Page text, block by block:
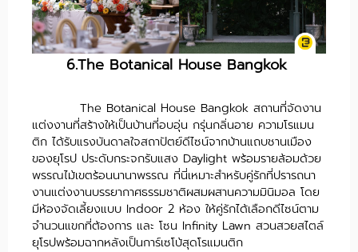
6.The Botanical House Bangkok
The Botanical House Bangkok สถานที่จัดงาน
แต่งงานที่สร้างให้เป็นบ้านที่อบอุ่น กรุ่นกลิ่นอาย ความโรแมน
ติก ได้รับแรงบันดาลใจสถาปัตย์ดีไซน์จากบ้านแถบชานเมือง
ของยุโรป ประดับกระจกรับแสง Daylight พร้อมรายล้อมด้วย
พรรณไม้เขตร้อนนานาพรรณ ที่นี่เหมาะสำหรับคู่รักที่ปรารถนา
งานแต่งงานบรรยากาศธรรมชาติผสมผสานความมินิมอล โดย
มีห้องจัดเลี้ยงแบบ Indoor 2 ห้อง ให้คู่รักได้เลือกดีไซน์ตาม
จำนวนแขกที่ต้องการ และ โซน Infinity Lawn สวนสวยสไตล์
ยุโรปพร้อมฉากหลังเป็นการ์เซโบ้สุดโรแมนติก